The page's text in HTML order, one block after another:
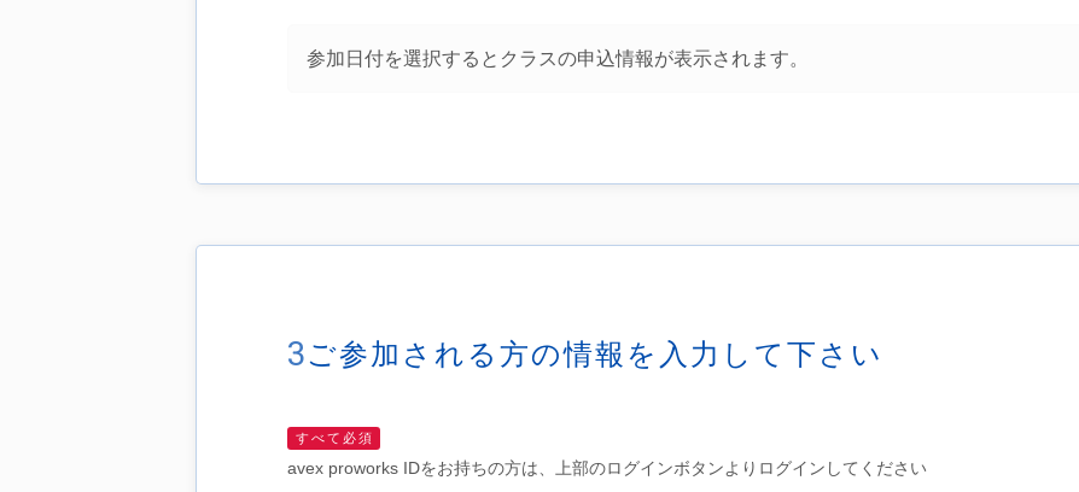
参加日付を選択するとクラスの申込情報が表示されます。
3ご参加される方の情報を入力して下さい
すべて必須
avex proworks IDをお持ちの方は、上部のログインボタンよりログインしてください